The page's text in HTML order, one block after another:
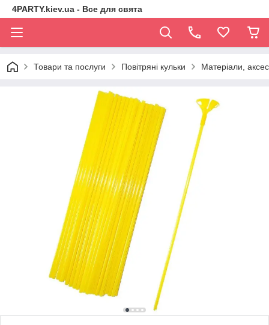
4PARTY.kiev.ua - Все для свята
Товари та послуги Повітряні кульки Матеріали,